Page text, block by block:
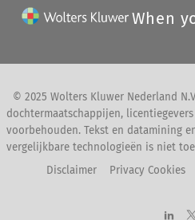
When
© 2025 Wolters Kluwer Nederland
dochtermaatschappijen,
voorbehouden. Tekst en datamining
vergelijkbare technologieën is niet
Disclaimer
Privacy Cookies